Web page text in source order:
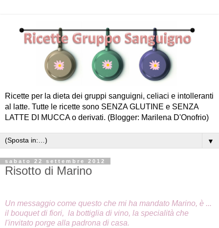
Ricette per la dieta dei gruppi sanguigni, celiaci e intolleranti
al latte. Tutte le ricette sono SENZA GLUTINE e SENZA
LATTE DI MUCCA o derivati. (Blogger: Marilena D'Onofrio)
▼
sabato 22 settembre 2012
Risotto di Marino
Un messaggio come questo che mi ha mandato Marino, è ...
il bouquet di fiori, la bottiglia di vino, la specialità che
l'invitato porge alla padrona di casa.